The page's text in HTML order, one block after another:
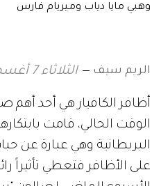
وهبي مايا دياب وميريام فارس
الريم سيف الثلاثاء 7 أغسطس 2012 04:26
أظافر الكافيار هي أحد أهم
البريطانية وهي عبارة عن
على الأظافر فتعطي تأثيراً